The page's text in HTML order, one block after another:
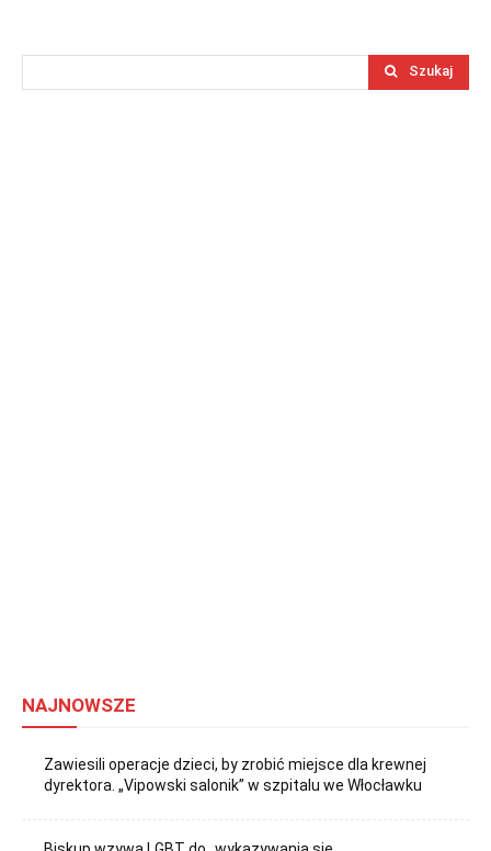
Szukaj
NAJNOWSZE
Zawiesili operacje dzieci, by zrobić miejsce dla krewnej
dyrektora. „Vipowski salonik” w szpitalu we Włocławku